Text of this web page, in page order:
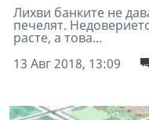
Лихви банките не
печелят.
расте, а това...
13 Авг 2018, 13:09